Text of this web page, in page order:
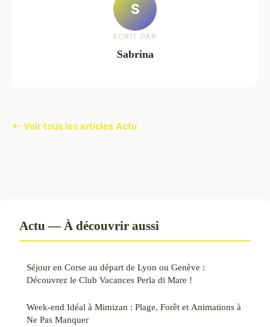
S
ECRIT PAR
Sabrina
← Voir tous les articles Actu
Actu — À découvrir aussi
Séjour en Corse au départ de Lyon ou Genève :
Découvrez le Club Vacances Perla di Mare !
Week-end Idéal à Mimizan : Plage, Forêt et Animations à
Ne Pas Manquer